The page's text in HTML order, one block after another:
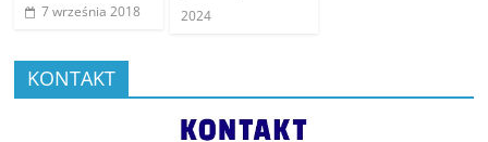
7 września 2018
2024
KONTAKT